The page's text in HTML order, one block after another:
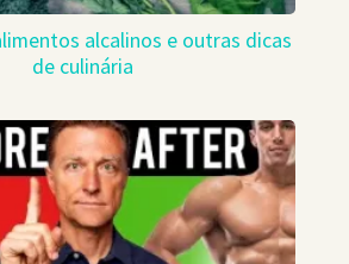
alcalinos e outras dicas
de culinária